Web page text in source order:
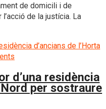
de domicili i de
de la justícia. La
d’una residència
Nord per sostraure